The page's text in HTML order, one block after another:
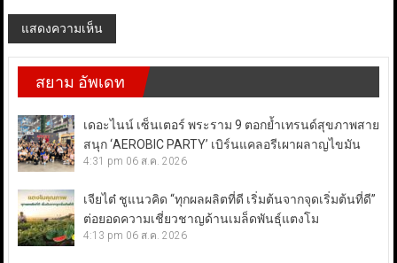
สยาม อัพเดท
เดอะไนน์ เซ็นเตอร์ พระราม 9 ตอกย้ำเทรนด์สุขภาพสาย
สนุก ‘AEROBIC PARTY’ เบิร์นแคลอรีเผาผลาญไขมัน
4:31 pm 06 ส.ค. 2026
เจียไต๋ ชูแนวคิด “ทุกผลผลิตที่ดี เริ่มต้นจากจุดเริ่มต้นที่ดี”
ต่อยอดความเชี่ยวชาญด้านเมล็ดพันธุ์แตงโม
4:13 pm 06 ส.ค. 2026